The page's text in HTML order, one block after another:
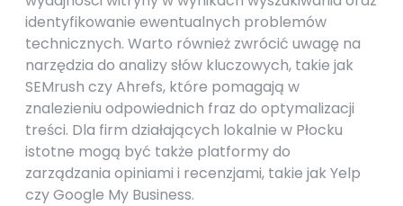
identyfikowanie ewentualnych problemów
technicznych. Warto również zwrócić uwagę na
narzędzia do analizy słów kluczowych, takie jak
SEMrush czy Ahrefs, które pomagają w
znalezieniu odpowiednich fraz do optymalizacji
treści. Dla firm działających lokalnie w Płocku
istotne mogą być także platformy do
zarządzania opiniami i recenzjami, takie jak Yelp
czy Google My Business.